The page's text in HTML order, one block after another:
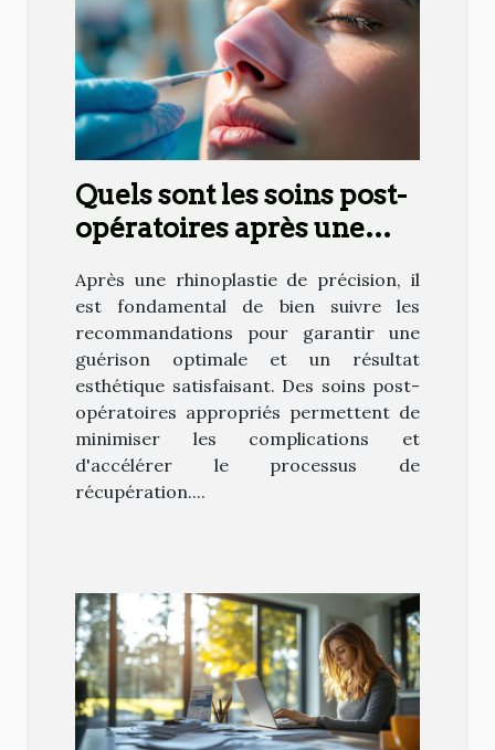
Quels sont les soins post-
opératoires après une
?
Après une rhinoplastie de précision, il
est fondamental de bien suivre les
recommandations pour garantir une
guérison optimale et un résultat
esthétique satisfaisant. Des soins post-
opératoires appropriés permettent de
minimiser les complications et
d'accélérer le processus de
récupération....